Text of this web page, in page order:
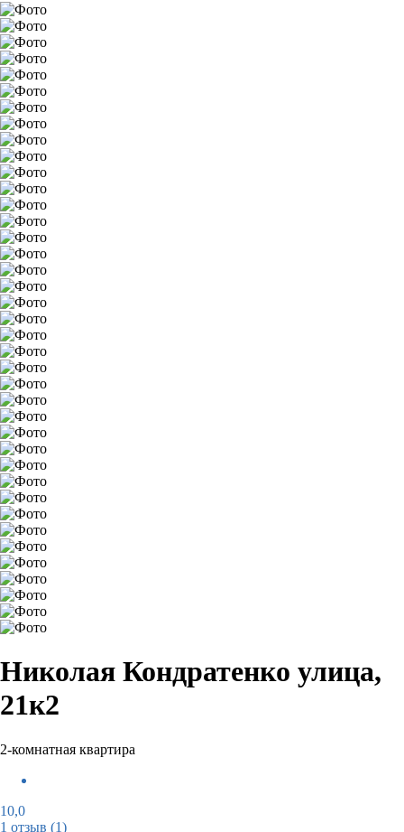
Николая Кондратенко улица,
21к2
2-комнатная квартира
10,0
1 отзыв (1)